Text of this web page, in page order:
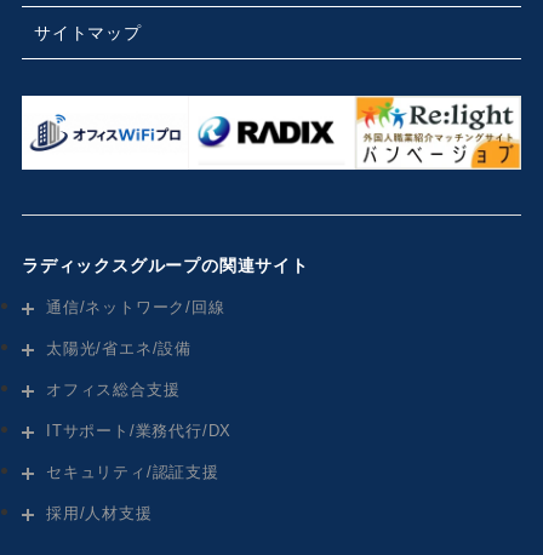
サイトマップ
ラディックスグループの関連サイト
通信/ネットワーク/回線
太陽光/省エネ/設備
オフィス総合支援
ITサポート/業務代行/DX
セキュリティ/認証支援
採用/人材支援